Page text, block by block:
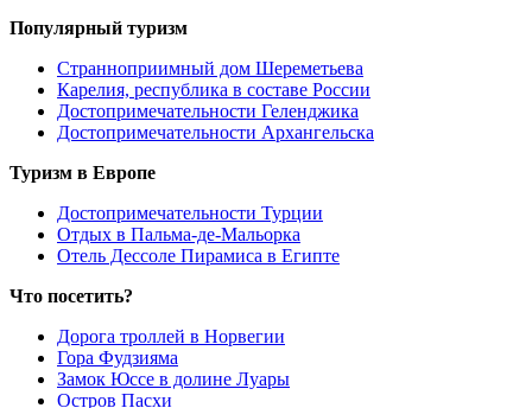
Популярный туризм
Странноприимный дом Шереметьева
Карелия, республика в составе России
Достопримечательности Геленджика
Достопримечательности Архангельска
Туризм в Европе
Достопримечательности Турции
Отдых в Пальма-де-Мальорка
Отель Дессоле Пирамиса в Египте
Что посетить?
Дорога троллей в Норвегии
Гора Фудзияма
Замок Юссе в долине Луары
Остров Пасхи